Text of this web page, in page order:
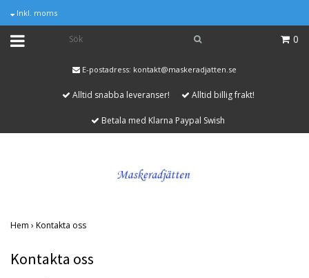
Inkl. moms
0
E-postadress: kontakt@maskeradjatten.se
Alltid snabba leveranser! Alltid billig frakt!
Betala med Klarna Paypal Swish
Hem › Kontakta oss
Kontakta oss